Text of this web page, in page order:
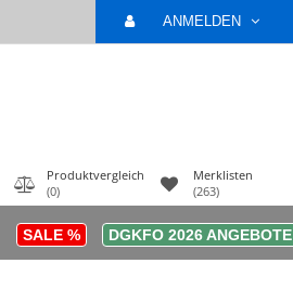
ANMELDEN
Merklisten
(263)
Produktvergleich
(0)
SALE % DGKFO 2026 ANGEBOTE